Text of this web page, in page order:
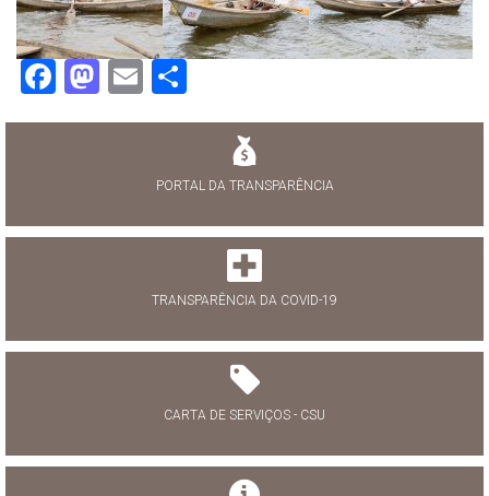
Facebook
Mastodon
Email
PORTAL DA TRANSPARÊNCIA
TRANSPARÊNCIA DA COVID-19
CARTA DE SERVIÇOS - CSU